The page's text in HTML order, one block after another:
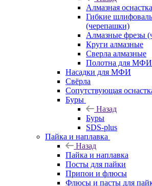
Алмазная оснастка
Гибкие
(черепашки)
Алмазные фрезы
Круги алмазные
Сверла алмазные
Полотна для МФИ
Насадки для МФИ
Свёрла
Сопутствующая
Буры
Назад
Буры
SDS-plus
Пайка и наплавка
Назад
Пайка и наплавка
Посты для пайки
Припои и флюсы
Флюсы и пасты для